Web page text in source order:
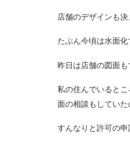
店舗のデザインも
たぶん今頃は水面
昨日は店舗の図面
私の住んでいると
面の相談もしていた
すんなりと許可の申